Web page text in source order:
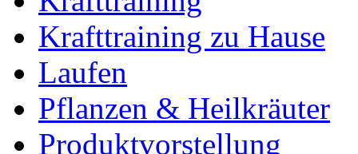
Krafttraining zu Hause
Laufen
Pflanzen & Heilkräuter
Produktvorstellung